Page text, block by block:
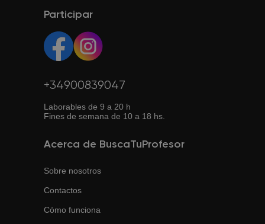
Participar
+34900839047
Laborables de 9 a 20 h
Fines de semana de 10 a 18 hs.
Acerca de BuscaTuProfesor
Sobre nosotros
Contactos
Cómo funciona